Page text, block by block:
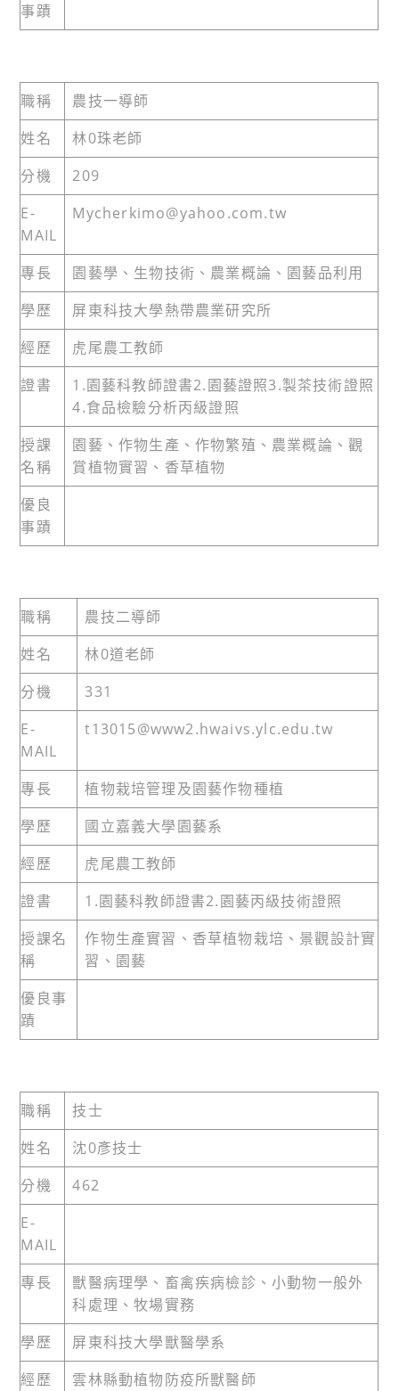
事蹟
職稱
農技一導師
姓名
林0珠老師
分機
209
E-
MAIL
Mycherkimo@yahoo.com.tw
專長
園藝學、生物技術、農業概論、園藝品利用
學歷
屏東科技大學熱帶農業研究所
經歷
虎尾農工教師
證書
1.園藝科教師證書2.園藝證照3.製茶技術證照
4.食品檢驗分析丙級證照
授課
名稱
園藝、作物生產、作物繁殖、農業概論、觀
賞植物實習、香草植物
優良
事蹟
職稱
農技二導師
姓名
林0道老師
分機
331
E-
MAIL
t13015@www2.hwaivs.ylc.edu.tw
專長
植物栽培管理及園藝作物種植
學歷
國立嘉義大學園藝系
經歷
虎尾農工教師
證書
1.園藝科教師證書2.園藝丙級技術證照
授課名
稱
作物生產實習、香草植物栽培、景觀設計實
習、園藝
優良事
蹟
職稱
技士
姓名
沈0彥技士
分機
462
E-
MAIL
專長
獸醫病理學、畜禽疾病檢診、小動物一般外
科處理、牧場實務
學歷
屏東科技大學獸醫學系
經歷
雲林縣動植物防疫所獸醫師